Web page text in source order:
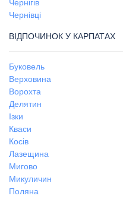
Чернігів
Чернівці
ВІДПОЧИНОК У КАРПАТАХ
Буковель
Верховина
Ворохта
Делятин
Ізки
Кваси
Косів
Лазещина
Мигово
Микуличин
Поляна